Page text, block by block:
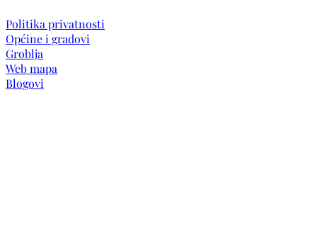
Politika privatnosti
Općine i gradovi
Groblja
Web mapa
Blogovi